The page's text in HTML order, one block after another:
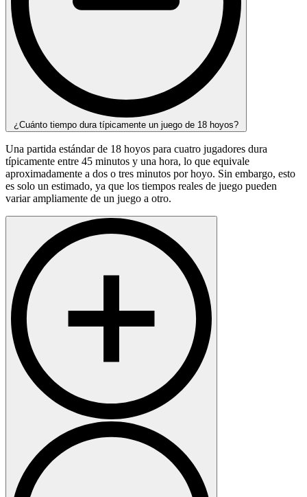
¿Cuánto tiempo dura típicamente un juego de 18 hoyos?
Una partida estándar de 18 hoyos para cuatro jugadores dura
típicamente entre 45 minutos y una hora, lo que equivale
aproximadamente a dos o tres minutos por hoyo. Sin embargo, esto
es solo un estimado, ya que los tiempos reales de juego pueden
variar ampliamente de un juego a otro.